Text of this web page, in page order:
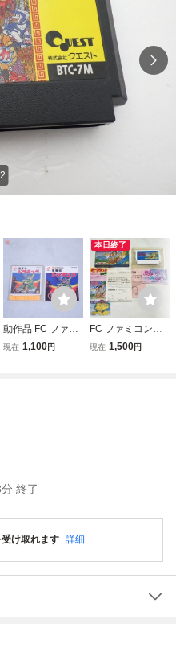
2
動作品 FC ファミ
コン ディスクシス
現在 1,100円
本日終了
FC ファミコン
リップルアイラン
現在 1,500円
終了
け取れます 詳細